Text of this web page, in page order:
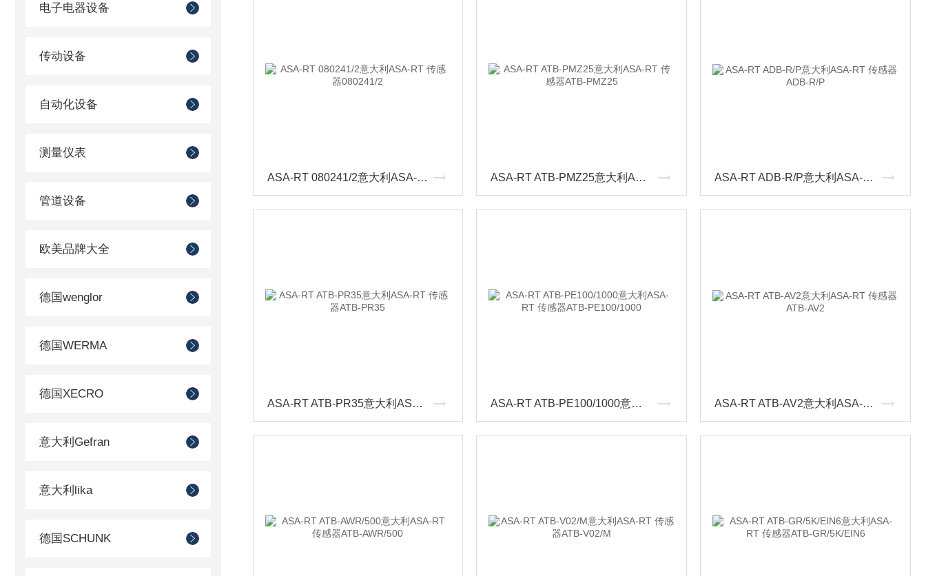
电子电器设备
传动设备
自动化设备
测量仪表
管道设备
欧美品牌大全
德国wenglor
德国WERMA
德国XECRO
意大利Gefran
意大利lika
德国SCHUNK
ASA-RT 080241/2意大利ASA-RT 传感器080241/2 ASA-RT ATB-PMZ25意大利ASA-RT 传感器ATB-PMZ25 ASA-RT ADB-R/P意大利ASA-RT 传感器ADB-R/P
ASA-RT ATB-PR35意大利ASA-RT 传感器ATB-PR35 ASA-RT ATB-PE100/1000意大利ASA-RT 传感器ATB-PE100/1000 ASA-RT ATB-AV2意大利ASA-RT 传感器ATB-AV2